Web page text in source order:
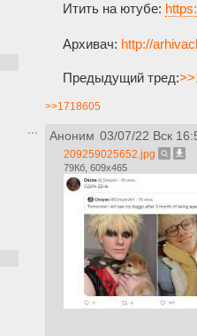
Итить на ютубе:
Архивач: http://
Предыдущий тред:
>>1718605
Аноним 03/07/22 Вск
209259025652.jpg
79Кб, 609x465